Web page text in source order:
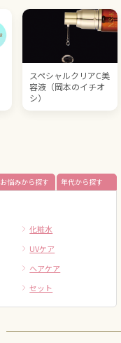
スペシャルクリアC美
容液（岡本のイチオ
シ）
お悩みから探す 年代から探す
化粧水
UVケア
ヘアケア
セット